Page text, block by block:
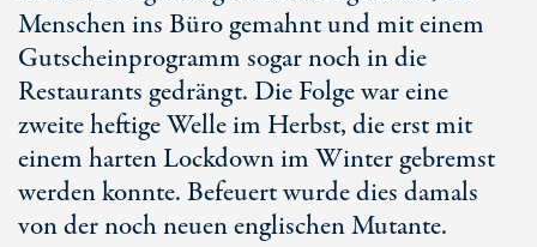
Menschen ins Büro gemahnt und mit einem
Gutscheinprogramm sogar noch in die
Restaurants gedrängt. Die Folge war eine
zweite heftige Welle im Herbst, die erst mit
einem harten Lockdown im Winter gebremst
werden konnte. Befeuert wurde dies damals
von der noch neuen englischen Mutante.